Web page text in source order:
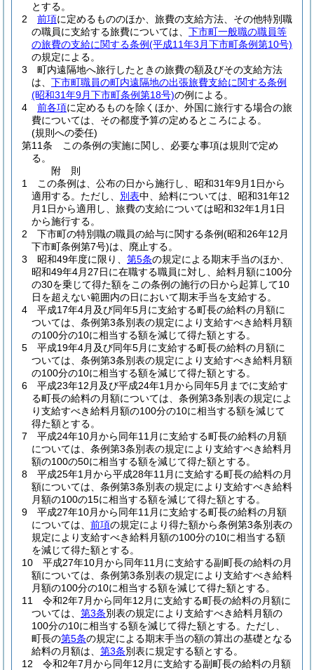
とする。
2
前項に定めるもののほか、旅費の支給方法、その他特別職
の職員に支給する旅費については、 下市町一般職の職員等
の旅費の支給に関する条例(平成11年3月下市町条例第10号)
の規定による。
3
町内遠隔地へ旅行したときの旅費の額及びその支給方法
は、 下市町職員の町内遠隔地の出張旅費支給に関する条例
(昭和31年9月下市町条例第18号)の例による。
4
前各項に定めるものを除くほか、外国に旅行する場合の旅
費については、その都度予算の定めるところによる。
(規則への委任)
第11条
この条例の実施に関し、必要な事項は規則で定め
る。
附 則
1
この条例は、公布の日から施行し、昭和31年9月1日から
適用する。 ただし、 別表中、給料については、昭和31年12
月1日から適用し、旅費の支給については昭和32年1月1日
から施行する。
2
下市町の特別職の職員の給与に関する条例(昭和26年12月
下市町条例第7号)は、廃止する。
3
昭和49年度に限り、 第5条の規定による期末手当のほか、
昭和49年4月27日に在職する職員に対し、給料月額に100分
の30を乗じて得た額をこの条例の施行の日から起算して10
日を超えない範囲内の日において期末手当を支給する。
4
平成17年4月及び同年5月に支給する町長の給料の月額に
ついては、条例第3条別表の規定により支給すべき給料月額
の100分の10に相当する額を減じて得た額とする。
5
平成19年4月及び同年5月に支給する町長の給料の月額に
ついては、条例第3条別表の規定により支給すべき給料月額
の100分の10に相当する額を減じて得た額とする。
6
平成23年12月及び平成24年1月から同年5月までに支給す
る町長の給料の月額については、条例第3条別表の規定によ
り支給すべき給料月額の100分の10に相当する額を減じて
得た額とする。
7
平成24年10月から同年11月に支給する町長の給料の月額
については、条例第3条別表の規定により支給すべき給料月
額の100の50に相当する額を減じて得た額とする。
8
平成25年1月から平成28年11月に支給する町長の給料の月
額については、条例第3条別表の規定により支給すべき給料
月額の100の15に相当する額を減じて得た額とする。
9
平成27年10月から同年11月に支給する町長の給料の月額
については、 前項の規定により得た額から条例第3条別表の
規定により支給すべき給料月額の100分の10に相当する額
を減じて得た額とする。
10
平成27年10月から同年11月に支給する副町長の給料の月
額については、条例第3条別表の規定により支給すべき給料
月額の100分の10に相当する額を減じて得た額とする。
11
令和2年7月から同年12月に支給する町長の給料の月額に
ついては、 第3条別表の規定により支給すべき給料月額の
100分の10に相当する額を減じて得た額とする。 ただし、
町長の第5条の規定による期末手当の額の算出の基礎となる
給料の月額は、 第3条別表に規定する額とする。
12
令和2年7月から同年12月に支給する副町長の給料の月額